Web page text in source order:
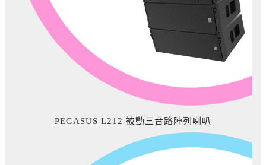
PEGASUS L212 被動三音路陣列喇叭